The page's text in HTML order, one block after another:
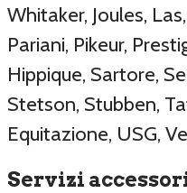
Whitaker, Joules,
Pariani, Pikeur,
Hippique, Sartore,
Stetson, Stubben,
Equitazione, USG,
Servizi